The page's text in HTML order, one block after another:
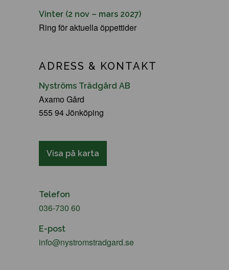
Vinter (2 nov – mars 2027)
Ring för aktuella öppettider
ADRESS & KONTAKT
Nyströms Trädgård AB
Axamo Gård
555 94 Jönköping
Visa på karta
Telefon
036-730 60
E-post
info@nystromstradgard.se